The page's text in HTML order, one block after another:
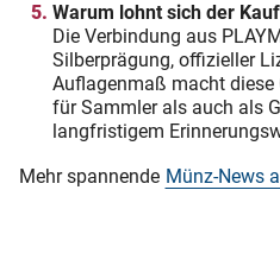
Warum lohnt sich der
Die Verbindung aus
Silberprägung, offizieller
Auflagenmaß macht diese
für Sammler als auch als
langfristigem
Mehr spannende Münz-News